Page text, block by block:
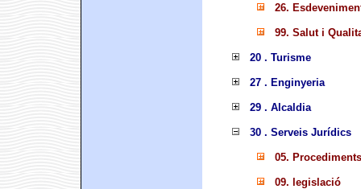
26.
99. Salut i
20 . Turisme
27 . Enginyeria
29 . Alcaldia
30 . Serveis Jurídics
05.
09. legislació